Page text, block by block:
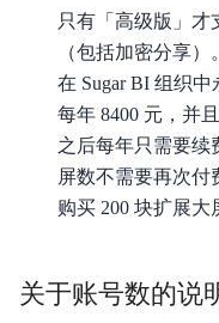
只有「高级版」
（包括加密分享
在 Sugar BI 组织
每年 8400 元，并
之后每年只需要续
屏数不需要再次付
购买 200 块扩展大
关于账号数的说